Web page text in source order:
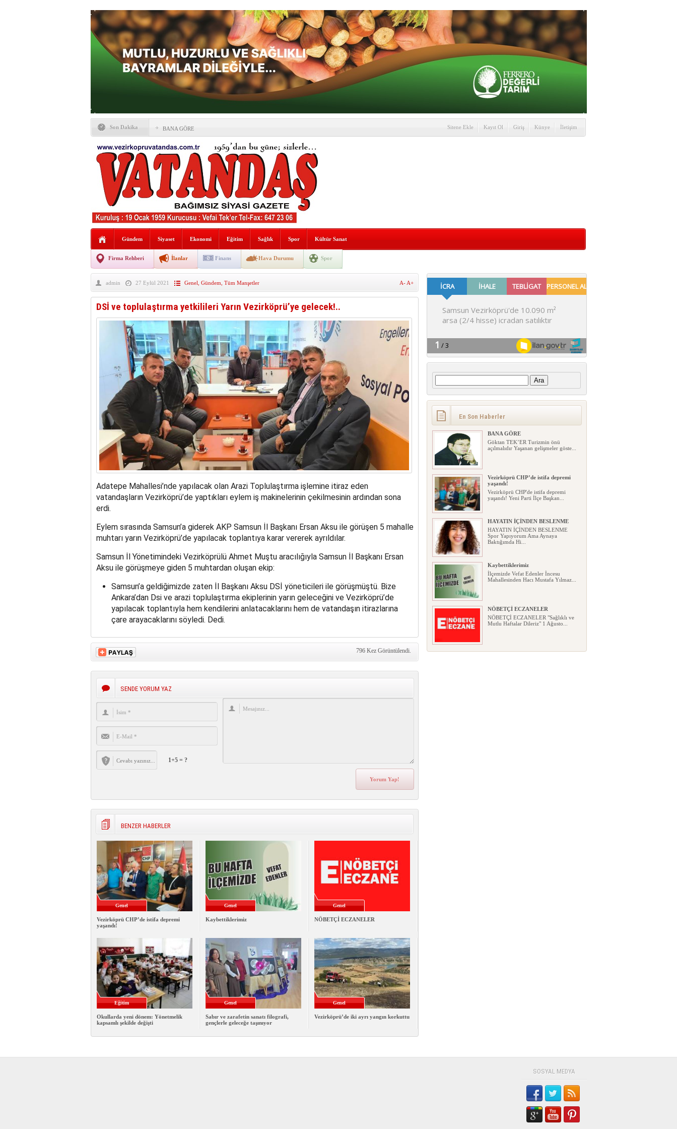
Son Dakika BANA GÖRE
Vezirköprü CHP’de istifa depremi yaşandı!
HAYATIN İÇİNDEN BESLENME
Kaybettiklerimiz
NÖBETÇİ ECZANELER
Okullarda yeni dönem: Yönetmelik kapsamlı şekilde
değişti
taşınıyor
Hafif ticari araç takla attı! 2’si Çocuk 5 Yaralı
“Yaz Seninle Güzel” doğa yürüyüşü
Sitene Ekle Kayıt Ol Giriş Künye İletişim
Gündem Siyaset Ekonomi Eğitim Sağlık Spor Kültür Sanat
Firma Rehberi İlanlar Finans Hava Durumu Spor
admin 27 Eylül 2021 Genel Gündem Tüm Manşetler A- A+
DSİ ve toplulaştırma yetkilileri Yarın Vezirköprü’ye gelecek!..
Adatepe Mahallesi’nde yapılacak olan Arazi Toplulaştırma işlemine itiraz eden
vatandaşların Vezirköprü’de yaptıkları eylem iş makinelerinin çekilmesinin ardından sona
erdi.
Eylem sırasında Samsun’a giderek AKP Samsun İl Başkanı Ersan Aksu ile görüşen 5 mahalle
muhtarı yarın Vezirköprü’de yapılacak toplantıya karar vererek ayrıldılar.
Samsun İl Yönetimindeki Vezirköprülü Ahmet Muştu aracılığıyla Samsun İl Başkanı Ersan
Aksu ile görüşmeye giden 5 muhtardan oluşan ekip:
Samsun’a geldiğimizde zaten İl Başkanı Aksu DSİ yöneticileri ile görüşmüştü. Bize
Ankara’dan Dsi ve arazi toplulaştırma ekiplerinin yarın geleceğini ve Vezirköprü’de
yapılacak toplantıyla hem kendilerini anlatacaklarını hem de vatandaşın itirazlarına
çare arayacaklarını söyledi. Dedi.
796 Kez Görüntülendi.
SENDE YORUM YAZ
1+5 = ?
BENZER HABERLER
Genel
Vezirköprü CHP’de istifa depremi
yaşandı!
Genel
Kaybettiklerimiz
Genel
NÖBETÇİ ECZANELER
Eğitim
Okullarda yeni dönem: Yönetmelik
kapsamlı şekilde değişti
Genel
Sabır ve zarafetin sanatı filografi,
gençlerle geleceğe taşınıyor
Genel
Vezirköprü’de iki ayrı yangın korkuttu
Arama:
En Son Haberler
BANA GÖRE
Göktan TEK’ER Turizmin önü
açılmalıdır Yaşanan gelişmeler göste...
Vezirköprü CHP’de istifa depremi
yaşandı!
Vezirköprü CHP'de istifa depremi
yaşandı! Yeni Parti İlçe Başkan...
HAYATIN İÇİNDEN BESLENME
HAYATIN İÇİNDEN BESLENME
Spor Yapıyorum Ama Aynaya
Baktığımda Hi...
Kaybettiklerimiz
İlçemizde Vefat Edenler İncesu
Mahallesinden Hacı Mustafa Yılmaz...
NÖBETÇİ ECZANELER
NÖBETÇİ ECZANELER "Sağlıklı ve
Mutlu Haftalar Dileriz" 1 Ağusto...
Okullarda yeni dönem: Yönetmelik
SOSYAL MEDYA